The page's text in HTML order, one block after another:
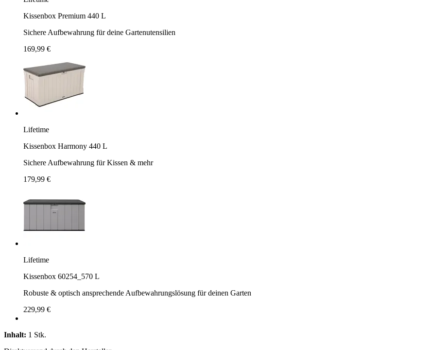
Kissenbox Premium 440 L
Sichere Aufbewahrung für deine Gartenutensilien
169,99 €
Lifetime
Kissenbox Harmony 440 L
Sichere Aufbewahrung für Kissen & mehr
179,99 €
Lifetime
Kissenbox 60254_570 L
Robuste & optisch ansprechende Aufbewahrungslösung für deinen Garten
229,99 €
Inhalt: 1 Stk.